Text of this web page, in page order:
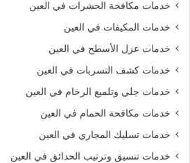
خدمات مكافحة الحشرات في العين
خدمات المكيفات في العين
خدمات عزل الأسطح في العين
خدمات كشف التسربات في العين
خدمات جلي وتلميع الرخام في العين
خدمات مكافحة الحمام في العين
خدمات تسليك المجاري في العين
خدمات تنسيق وترتيب الحدائق في العين